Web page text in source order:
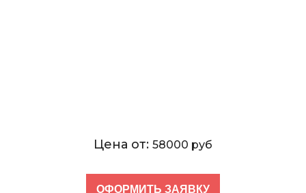
Цена от: 58000 руб